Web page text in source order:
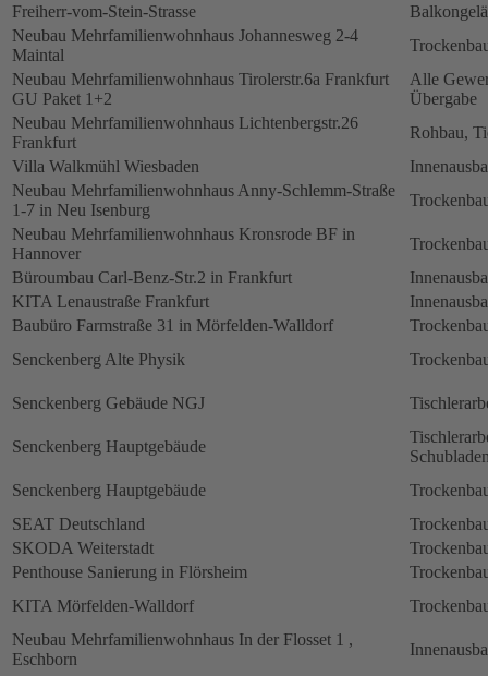
Freiherr-vom-Stein-Strasse
Neubau Mehrfamilienwohnhaus Johannesweg 2-4
Maintal
Neubau Mehrfamilienwohnhaus Tirolerstr.6a Frankfurt
GU Paket 1+2
Alle
Übergabe
Neubau Mehrfamilienwohnhaus Lichtenbergstr.26
Frankfurt
Rohbau,
Villa Walkmühl Wiesbaden
Neubau Mehrfamilienwohnhaus Anny-Schlemm-Straße
1-7 in Neu Isenburg
Neubau Mehrfamilienwohnhaus Kronsrode BF in
Hannover
Büroumbau Carl-Benz-Str.2 in Frankfurt
KITA Lenaustraße Frankfurt
Baubüro Farmstraße 31 in Mörfelden-Walldorf
Senckenberg Alte Physik
Senckenberg Gebäude NGJ
Senckenberg Hauptgebäude
Senckenberg Hauptgebäude
SEAT Deutschland
SKODA Weiterstadt
Penthouse Sanierung in Flörsheim
KITA Mörfelden-Walldorf
Neubau Mehrfamilienwohnhaus In der Flosset 1 ,
Eschborn